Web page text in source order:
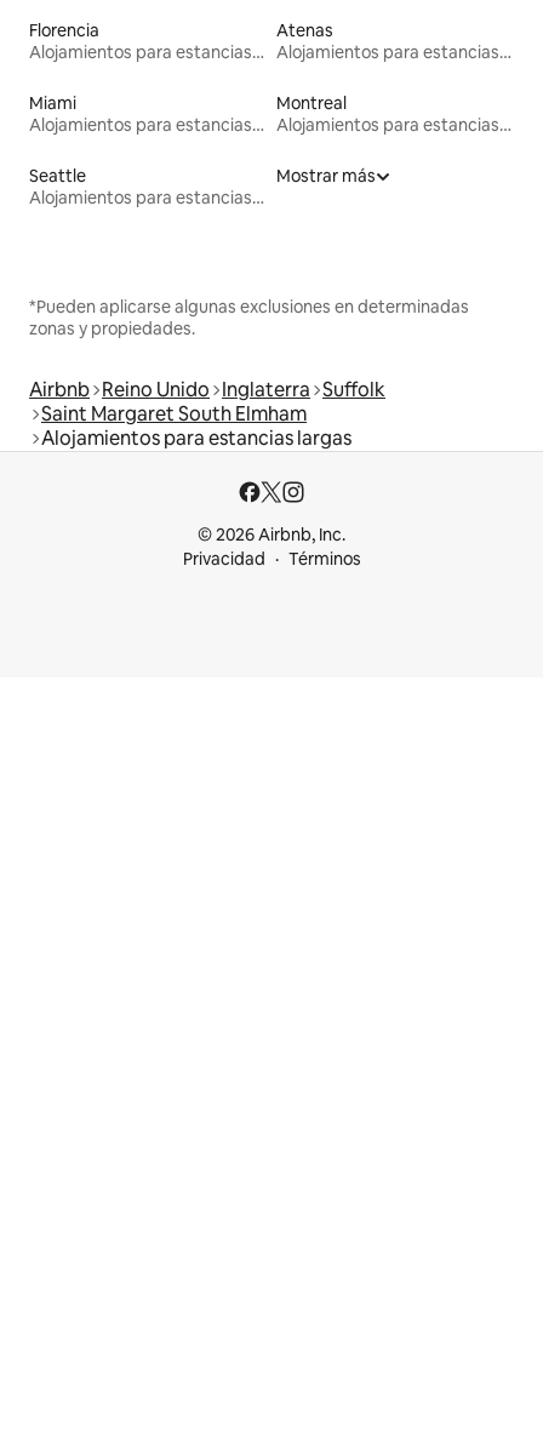
Florencia
Alojamientos para estancias largas
Atenas
Alojamientos para estancias largas
Miami
Alojamientos para estancias largas
Montreal
Alojamientos para estancias largas
Seattle
Alojamientos para estancias largas
Mostrar más
*Pueden aplicarse algunas exclusiones en determinadas
zonas y propiedades.
Airbnb Reino Unido Inglaterra Suffolk
Saint Margaret South Elmham
Alojamientos para estancias largas
© 2026 Airbnb, Inc.
Privacidad
Términos